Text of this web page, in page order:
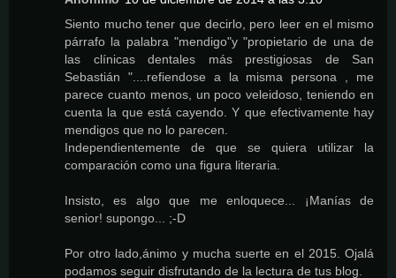
Siento mucho tener que decirlo, pero leer en el mismo
párrafo la palabra "mendigo"y "propietario de una de
las clínicas dentales más prestigiosas de San
Sebastián "....refiendose a la misma persona , me
parece cuanto menos, un poco veleidoso, teniendo en
cuenta la que está cayendo. Y que efectivamente hay
mendigos que no lo parecen.
Independientemente de que se quiera utilizar la
comparación como una figura literaria.
Insisto, es algo que me enloquece... ¡Manías de
senior! supongo... ;-D
Por otro lado,ánimo y mucha suerte en el 2015. Ojalá
podamos seguir disfrutando de la lectura de tus blog.